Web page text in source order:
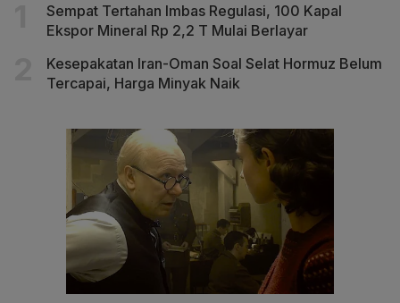
Sempat Tertahan Imbas Regulasi, 100 Kapal
Ekspor Mineral Rp 2,2 T Mulai Berlayar
Kesepakatan Iran-Oman Soal Selat Hormuz Belum
Tercapai, Harga Minyak Naik